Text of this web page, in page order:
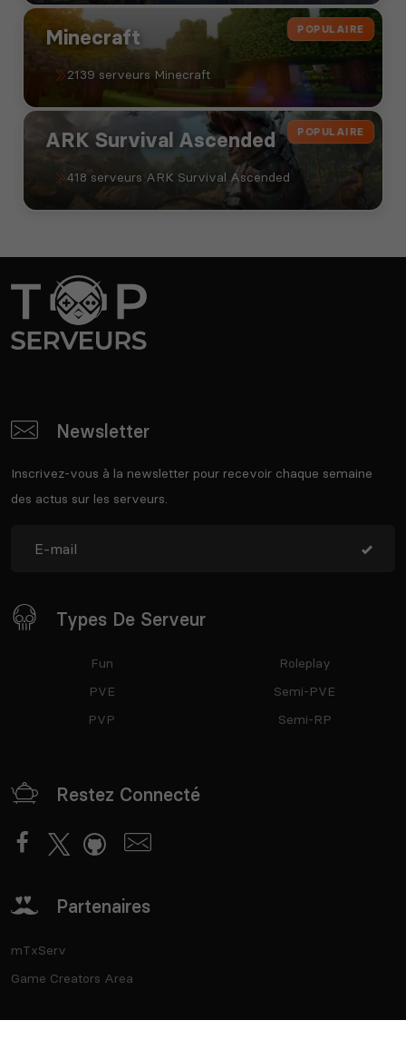
POPULAIRE
Minecraft
2139 serveurs Minecraft
POPULAIRE
ARK Survival Ascended
418 serveurs ARK Survival Ascended
Newsletter
Inscrivez-vous à la newsletter pour recevoir chaque semaine
des actus sur les serveurs.
Types De Serveur
Fun
PVE
PVP
Roleplay
Semi-PVE
Semi-RP
Restez Connecté
Partenaires
mTxServ
Game Creators Area